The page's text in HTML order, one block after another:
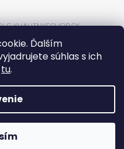
Ďalším
súhlas s ich
tu.
S KVALITNYESHOP.SK
S BONTEC.SK
SHOPTET
. VŠETKY PRÁVA VYHRADENÉ.
*** PARTNER PRE